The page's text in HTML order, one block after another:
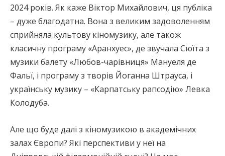
2024 років. Як каже Віктор Михайлович, ця публіка
– дуже благодатна. Вона з великим задоволенням
сприйняла культову кіномузику, але також
класичну програму «Аранхуес», де звучала Сюїта з
музики балету «Любов-чарівниця» Мануеля де
Фальї, і програму з творів Йоганна Штрауса, і
українську музику – «Карпатську рапсодію» Левка
Колодуба.
Але що буде далі з кіномузикою в академічних
залах Європи? Які перспективи у неї на